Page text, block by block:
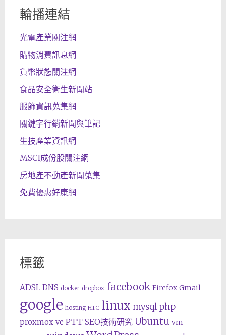
輪播連結
光電產業關注網
購物消費訊息網
貨幣狀態關注網
食品安全衛生新聞站
服飾資訊蒐集網
關鍵字行銷新聞與筆記
生技產業資訊網
MSCI成份股關注網
房地產不動產新聞蒐集
免費優惠好康網
標籤
ADSL DNS docker dropbox facebook Firefox Gmail
google hosting HTC linux mysql php
proxmox ve PTT SEO技術研究 Ubuntu vm